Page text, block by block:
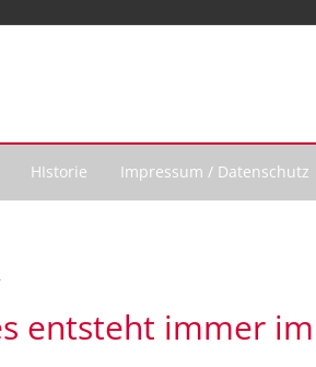
HIstorie Impressum / Datenschutz
entsteht immer im